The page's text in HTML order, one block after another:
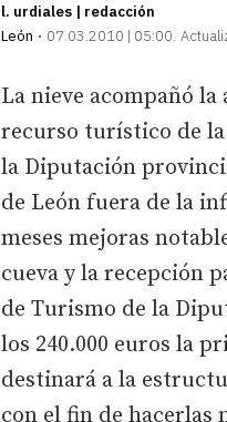
l. urdiales | redacción
León
07.03.2010 | 05:00
La nieve acompañó
recurso turístico de
la Diputación
de León fuera de la
meses mejoras
cueva y la recepción
de Turismo de la
los 240.000 euros la
destinará a la
con el fin de hacerlas